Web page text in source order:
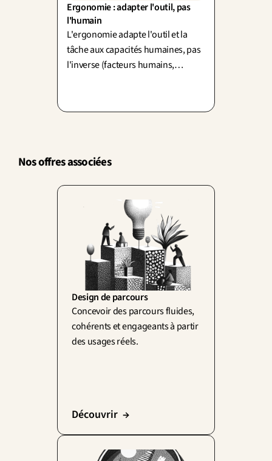
Ergonomie : adapter l'outil, pas
l'humain
L'ergonomie adapte l'outil et la
tâche aux capacités humaines, pas
l'inverse (facteurs humains,
défaillant.
Nos offres associées
Design de parcours
Concevoir des parcours fluides,
cohérents et engageants à partir
des usages réels.
Découvrir  →